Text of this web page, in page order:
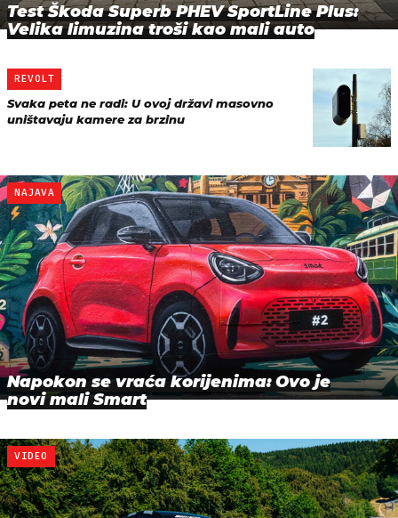
Test Škoda Superb PHEV SportLine Plus:
Velika limuzina troši kao mali auto
REVOLT
Svaka peta ne radi: U ovoj državi masovno
uništavaju kamere za brzinu
NAJAVA
Napokon se vraća korijenima: Ovo je
novi mali Smart
VIDEO